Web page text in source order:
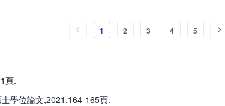
1 2 3 4 5
頁.
學位論文,2021,164-165頁.